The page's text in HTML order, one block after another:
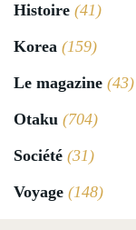
Histoire (41)
Korea (159)
Le magazine (43)
Otaku (704)
Société (31)
Voyage (148)